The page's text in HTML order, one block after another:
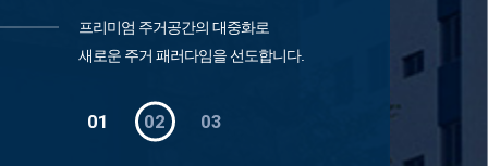
프리미엄 주거공간의 대중화로
새로운 주거 패러다임을 선도합니다.